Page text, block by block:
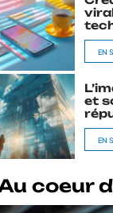
EN
et
EN
coeur